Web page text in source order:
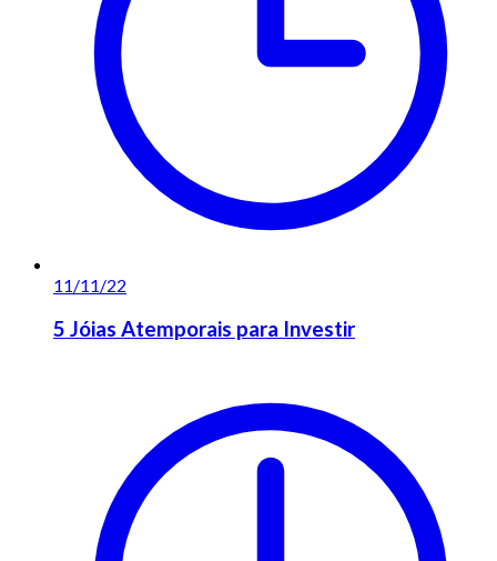
11/11/22
5 Jóias Atemporais para Investir